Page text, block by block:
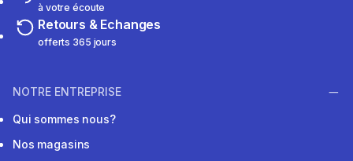
à votre écoute
Retours & Echanges
offerts 365 jours
NOTRE ENTREPRISE
Qui sommes nous?
Nos magasins